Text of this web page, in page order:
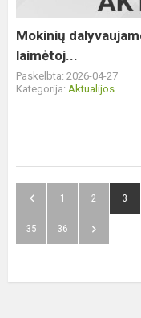
Mokinių
laimėtoj...
Paskelbta: 2026-04-27
Kategorija: Aktualijos
1 2 3
35 36